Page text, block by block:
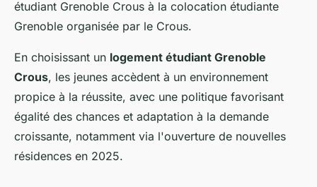
étudiant Grenoble Crous à la colocation étudiante
Grenoble organisée par le Crous.
En choisissant un logement étudiant Grenoble
Crous, les jeunes accèdent à un environnement
propice à la réussite, avec une politique favorisant
égalité des chances et adaptation à la demande
croissante, notamment via l'ouverture de nouvelles
résidences en 2025.